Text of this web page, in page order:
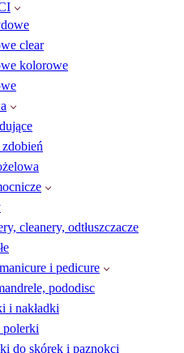
clear
kolorowe
cleanery, odtłuszczacze
i pedicure
pododisc
i nakładki
do skórek i paznokci